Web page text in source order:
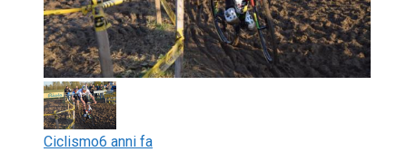
Ciclismo6 anni fa